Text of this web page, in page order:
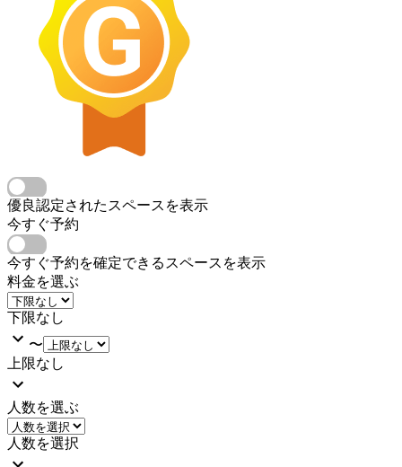
優良認定されたスペースを表示
今すぐ予約
今すぐ予約を確定できるスペースを表示
料金を選ぶ
下限なし
〜
上限なし
人数を選ぶ
人数を選択